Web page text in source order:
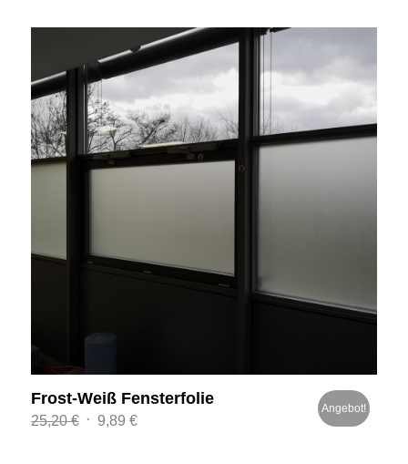
war:
46,80 €
ist:
29,00 €.
Frost-Weiß Fensterfolie
25,20€ Ursprünglicher
9,89 €Aktueller
Angebot!